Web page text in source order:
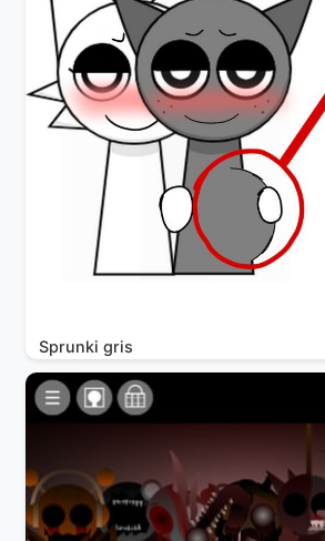
Sprunki gris